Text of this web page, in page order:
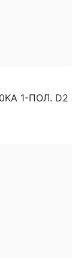
1-ПОЛ. D2